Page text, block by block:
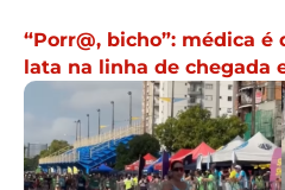
“Porr@, bicho”: médica
lata na linha de chegada